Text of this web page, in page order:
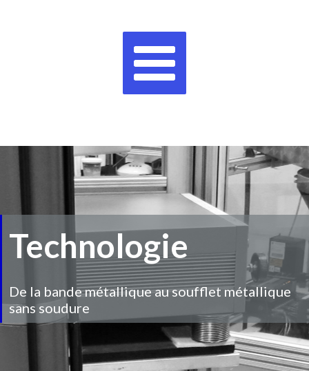
Technologie
De la bande métallique au soufflet métallique
sans soudure